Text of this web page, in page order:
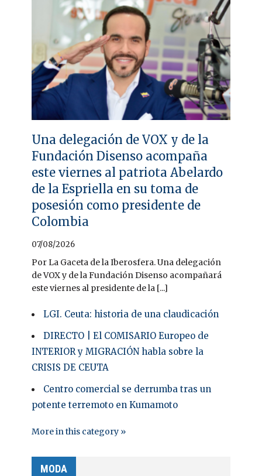
Una delegación de VOX y de la
Fundación Disenso acompaña
este viernes al patriota Abelardo
de la Espriella en su toma de
posesión como presidente de
Colombia
07/08/2026
Por La Gaceta de la Iberosfera. Una delegación
de VOX y de la Fundación Disenso acompañará
este viernes al presidente de la [...]
LGI. Ceuta: historia de una claudicación
DIRECTO | El COMISARIO Europeo de
INTERIOR y MIGRACIÓN habla sobre la
CRISIS DE CEUTA
Centro comercial se derrumba tras un
potente terremoto en Kumamoto
More in this category »
MODA